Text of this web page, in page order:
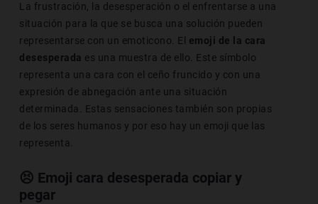
La frustración, la desesperación o el enfrentarse a una
situación para la que se busca una solución pueden
representarse con un emoticono. El emoji de la cara
desesperada es una muestra de ello. Este símbolo
representa una cara con el ceño fruncido y con una
expresión de abnegación ante una situación
determinada. Estas sensaciones también son propias
de los seres humanos y por eso hay un emoji que las
representa.
😣 Emoji cara desesperada copiar y
pegar